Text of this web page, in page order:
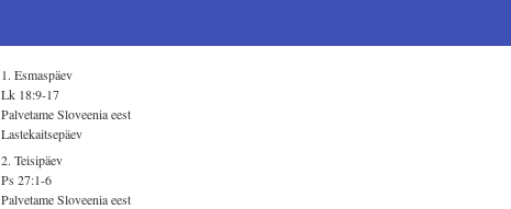
1. Esmaspäev
Lk 18:9-17
Palvetame Sloveenia eest
Lastekaitsepäev
2. Teisipäev
Ps 27:1-6
Palvetame Sloveenia eest